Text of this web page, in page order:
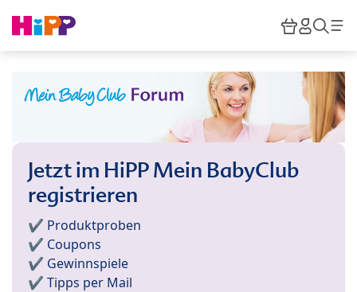
HiPP
Jetzt im HiPP Mein BabyClub
registrieren
✔️ Produktproben
✔️ Coupons
✔️ Gewinnspiele
✔️ Tipps per Mail